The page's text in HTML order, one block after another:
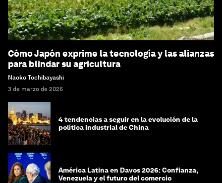
Cómo Japón exprime la tecnología y las alianzas
para blindar su agricultura
Naoko Tochibayashi
3 de marzo de 2026
4 tendencias a seguir en la evolución de la
política industrial de China
América Latina en Davos 2026: Confianza,
Venezuela y el futuro del comercio